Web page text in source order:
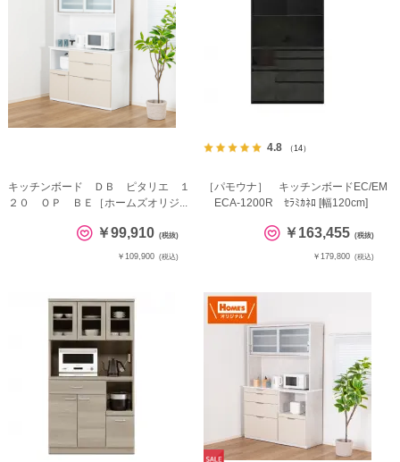
キッチンボード ＤＢ ピタリエ １
２０ ＯＰ ＢＥ［ホームズオリジ...
￥99,910 (税抜)
￥109,900 (税込)
4.8 （14）
［パモウナ］ キッチンボードEC/EM
ECA-1200R ｾﾗﾐｶﾈﾛ [幅120cm]
￥163,455 (税抜)
￥179,800 (税込)